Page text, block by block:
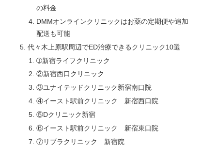
の料金
DMMオンラインクリニックはお薬の定期便や追加
配送も可能
代々木上原駅周辺でED治療できるクリニック10選
➀新宿ライフクリニック
②新宿西口クリニック
③ユナイテッドクリニック新宿南口院
④イースト駅前クリニック 新宿西口院
⑤Dクリニック新宿
⑥イースト駅前クリニック 新宿東口院
⑦リブラクリニック 新宿院